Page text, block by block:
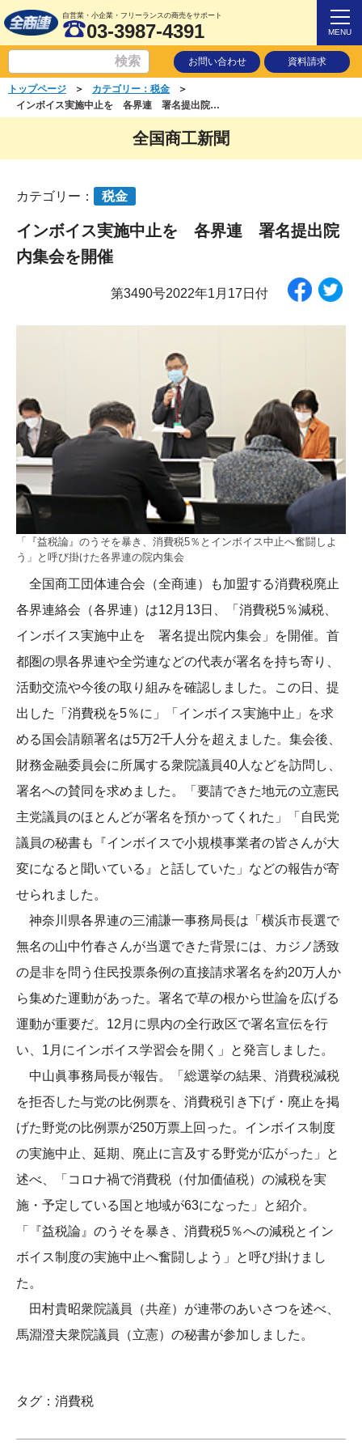
自営業・小企業・フリーランスの商売をサポート
03-3987-4391 MENU
お問い合わせ 資料請求
トップページ ＞ カテゴリー：税金
＞
インボイス実施中止を 各界連 署名提出院内集会を開催
全国商工新聞
カテゴリー： 税金
インボイス実施中止を 各界連 署名提出院
内集会を開催
第3490号2022年1月17日付
「『益税論』のうそを暴き、消費税5％とインボイス中止へ奮闘しよ
う」と呼び掛けた各界連の院内集会
全国商工団体連合会（全商連）も加盟する消費税廃止
各界連絡会（各界連）は12月13日、「消費税5％減税、
インボイス実施中止を 署名提出院内集会」を開催。首
都圏の県各界連や全労連などの代表が署名を持ち寄り、
活動交流や今後の取り組みを確認しました。この日、提
出した「消費税を5％に」「インボイス実施中止」を求
める国会請願署名は5万2千人分を超えました。集会後、
財務金融委員会に所属する衆院議員40人などを訪問し、
署名への賛同を求めました。「要請できた地元の立憲民
主党議員のほとんどが署名を預かってくれた」「自民党
議員の秘書も『インボイスで小規模事業者の皆さんが大
変になると聞いている』と話していた」などの報告が寄
せられました。
神奈川県各界連の三浦謙一事務局長は「横浜市長選で
無名の山中竹春さんが当選できた背景には、カジノ誘致
の是非を問う住民投票条例の直接請求署名を約20万人か
ら集めた運動があった。署名で草の根から世論を広げる
運動が重要だ。12月に県内の全行政区で署名宣伝を行
い、1月にインボイス学習会を開く」と発言しました。
中山眞事務局長が報告。「総選挙の結果、消費税減税
を拒否した与党の比例票を、消費税引き下げ・廃止を掲
げた野党の比例票が250万票上回った。インボイス制度
の実施中止、延期、廃止に言及する野党が広がった」と
述べ、「コロナ禍で消費税（付加価値税）の減税を実
施・予定している国と地域が63になった」と紹介。
「『益税論』のうそを暴き、消費税5％への減税とイン
ボイス制度の実施中止へ奮闘しよう」と呼び掛けまし
た。
田村貴昭衆院議員（共産）が連帯のあいさつを述べ、
馬淵澄夫衆院議員（立憲）の秘書が参加しました。
タグ： 消費税